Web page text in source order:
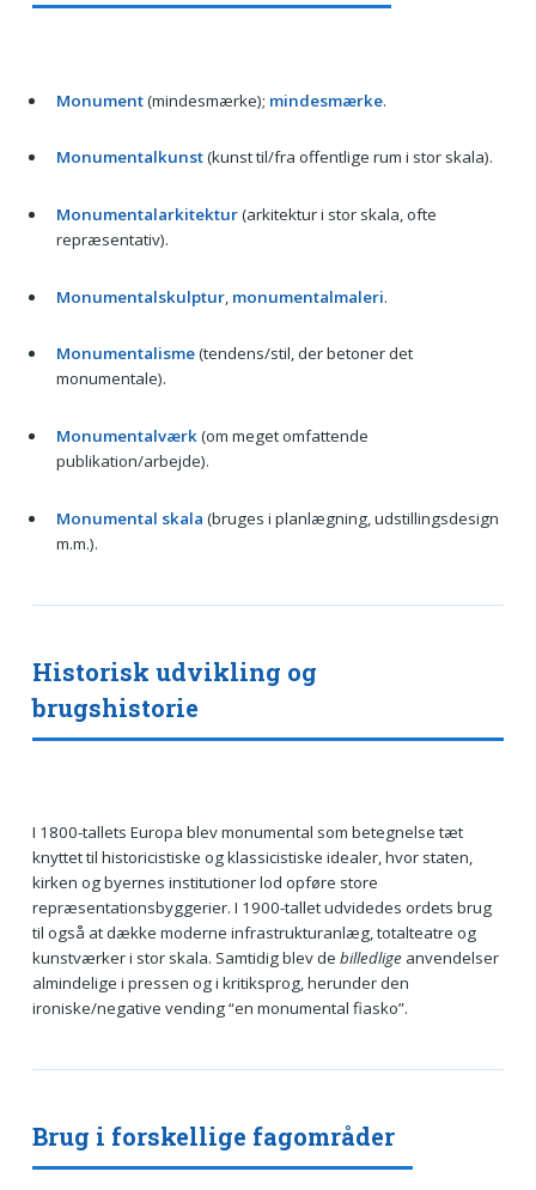
Monument(mindesmærke); mindesmærke.
Monumentalkunst(kunst til/fra offentlige rum i stor skala).
Monumentalarkitektur(arkitektur i stor skala, ofte
repræsentativ).
Monumentalskulptur, monumentalmaleri.
Monumentalisme(tendens/stil, der betoner det
monumentale).
Monumentalværk(om meget omfattende
publikation/arbejde).
Monumental skala (bruges i planlægning, udstillingsdesign
m.m.).
Historisk udvikling og
brugshistorie
I 1800-tallets Europa blev monumental som betegnelse tæt
knyttet til historicistiske og klassicistiske idealer, hvor staten,
kirken og byernes institutioner lod opføre store
repræsentationsbyggerier. I 1900-tallet udvidedes ordets brug
til også at dække moderne infrastrukturanlæg, totalteatre og
kunstværker i stor skala. Samtidig blev de billedligeanvendelser
almindelige i pressen og i kritiksprog, herunder den
ironiske/negative vending “en monumental fiasko”.
Brug i forskellige fagområder